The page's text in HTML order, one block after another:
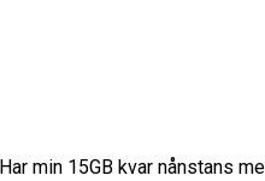
min 15GB kvar nånstans